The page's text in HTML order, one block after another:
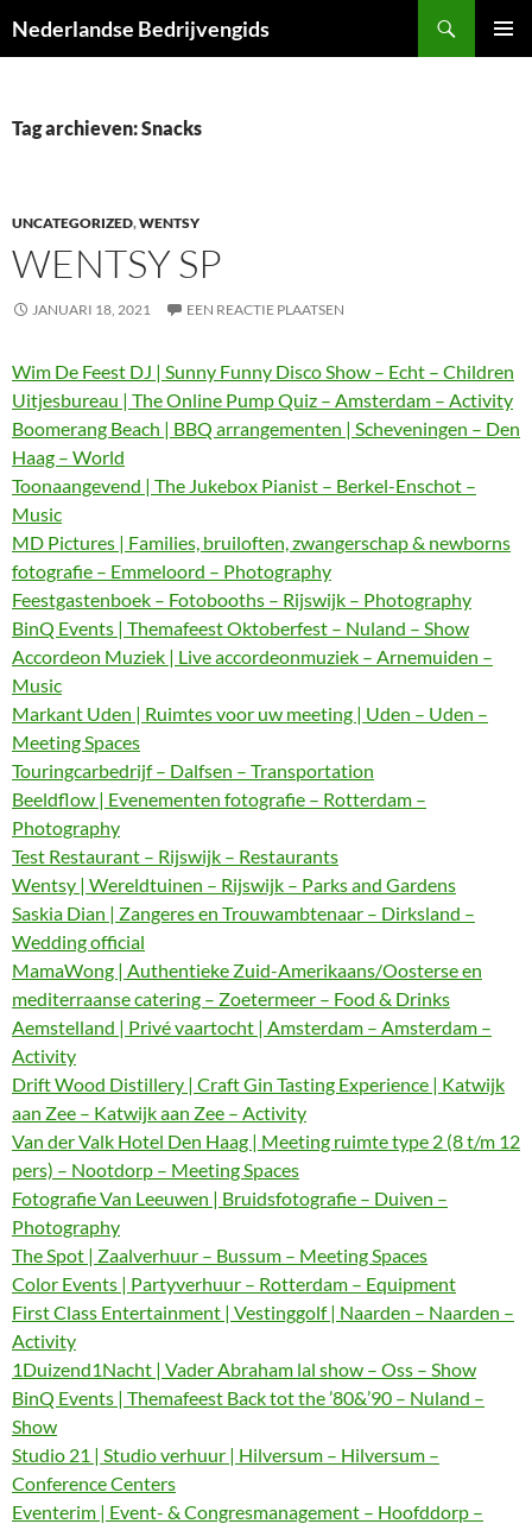
naar
Nederlandse Bedrijvengids
Tag archieven: Snacks
UNCATEGORIZED,WENTSY
WENTSY SP
JANUARI 18, 2021 EEN REACTIE PLAATSEN
Wim De Feest DJ | Sunny Funny Disco Show – Echt – Children
Uitjesbureau | The Online Pump Quiz – Amsterdam – Activity
Boomerang Beach | BBQ arrangementen | Scheveningen – Den
Haag – World
Toonaangevend | The Jukebox Pianist – Berkel-Enschot –
Music
MD Pictures | Families, bruiloften, zwangerschap & newborns
fotografie – Emmeloord – Photography
Feestgastenboek – Fotobooths – Rijswijk – Photography
BinQ Events | Themafeest Oktoberfest – Nuland – Show
Accordeon Muziek | Live accordeonmuziek – Arnemuiden –
Music
Markant Uden | Ruimtes voor uw meeting | Uden – Uden –
Meeting Spaces
Touringcarbedrijf – Dalfsen – Transportation
Beeldflow | Evenementen fotografie – Rotterdam –
Photography
Test Restaurant – Rijswijk – Restaurants
Wentsy | Wereldtuinen – Rijswijk – Parks and Gardens
Saskia Dian | Zangeres en Trouwambtenaar – Dirksland –
Wedding official
MamaWong | Authentieke Zuid-Amerikaans/Oosterse en
mediterraanse catering – Zoetermeer – Food & Drinks
Aemstelland | Privé vaartocht | Amsterdam – Amsterdam –
Activity
Drift Wood Distillery | Craft Gin Tasting Experience | Katwijk
aan Zee – Katwijk aan Zee – Activity
Van der Valk Hotel Den Haag | Meeting ruimte type 2 (8 t/m 12
pers) – Nootdorp – Meeting Spaces
Fotografie Van Leeuwen | Bruidsfotografie – Duiven –
Photography
The Spot | Zaalverhuur – Bussum – Meeting Spaces
Color Events | Partyverhuur – Rotterdam – Equipment
First Class Entertainment | Vestinggolf | Naarden – Naarden –
Activity
1Duizend1Nacht | Vader Abraham lal show – Oss – Show
BinQ Events | Themafeest Back tot the ’80&’90 – Nuland –
Show
Studio 21 | Studio verhuur | Hilversum – Hilversum –
Conference Centers
Eventerim | Event- & Congresmanagement – Hoofddorp –